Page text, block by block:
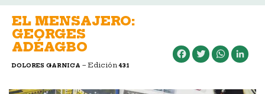
EL MENSAJERO:
GEORGES
ADÉAGBO
DOLORES GARNICA – Edición431
Facebook Twitter WhatsApp